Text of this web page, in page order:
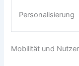
Personalisierung
Mobilität und